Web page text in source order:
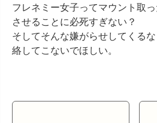
フレネミー女子ってマウント取
させることに必死すぎない？
そしてそんな嫌がらせしてくる
絡してこないでほしい。